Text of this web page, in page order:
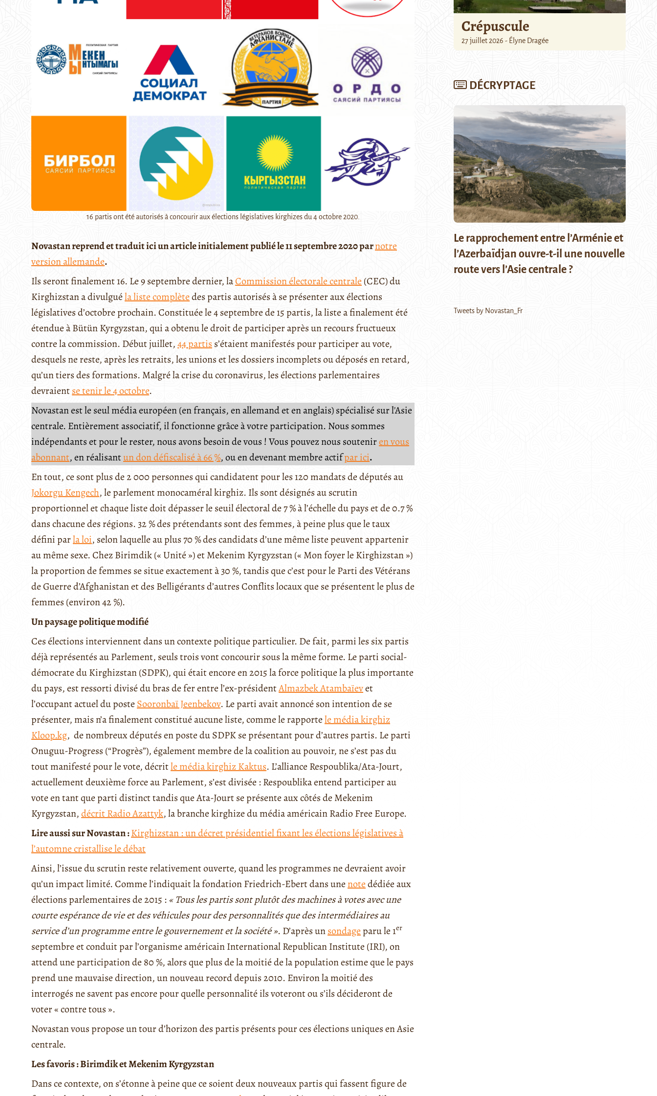
16 partis ont été autorisés à concourir aux élections législatives kirghizes du 4 octobre 2020.
Novastan reprend et traduit ici un article initialement publié le 11 septembre 2020 parnotre
version allemande.
Ils seront finalement 16. Le 9 septembre dernier, laCommission électorale centrale (CEC) du
Kirghizstan a divulguéla liste complètedes partis autorisés à se présenter aux élections
législatives d’octobre prochain. Constituée le 4 septembre de 15 partis, la liste a finalement été
étendue à Bütün Kyrgyzstan, qui a obtenu le droit de participer après un recours fructueux
contre la commission. Début juillet,44 partis s’étaient manifestés pour participer au vote,
desquels ne reste, après les retraits, les unions et les dossiers incomplets ou déposés en retard,
qu’un tiers des formations. Malgré la crise du coronavirus, les élections parlementaires
devraientse tenir le 4 octobre.
Novastan est le seul média européen (en français, en allemand et en anglais) spécialisé sur l'Asie
centrale. Entièrement associatif, il fonctionne grâce à votre participation. Nous sommes
indépendants et pour le rester, nous avons besoin de vous ! Vous pouvez nous souteniren vous
abonnant, en réalisantun don défiscalisé à 66 %, ou en devenant membre actifpar ici.
En tout, ce sont plus de 2 000 personnes qui candidatent pour les 120 mandats de députés au
Jokorgu Kengech, le parlement monocaméral kirghiz. Ils sont désignés au scrutin
proportionnel et chaque liste doit dépasser le seuil électoral de 7 % à l’échelle du pays et de 0.7 %
dans chacune des régions. 32 % des prétendants sont des femmes, à peine plus que le taux
défini parla loi, selon laquelle au plus 70 % des candidats d’une même liste peuvent appartenir
au même sexe. Chez Birimdik (« Unité ») et Mekenim Kyrgyzstan (« Mon foyer le Kirghizstan »)
la proportion de femmes se situe exactement à 30 %, tandis que c’est pour le Parti des Vétérans
de Guerre d’Afghanistan et des Belligérants d’autres Conflits locaux que se présentent le plus de
femmes (environ 42 %).
Un paysage politique modifié
Ces élections interviennent dans un contexte politique particulier. De fait, parmi les six partis
déjà représentés au Parlement, seuls trois vont concourir sous la même forme. Le parti social-
démocrate du Kirghizstan (SDPK), qui était encore en 2015 la force politique la plus importante
du pays, est ressorti divisé du bras de fer entre l’ex-présidentAlmazbek Atambaïevet
l’occupant actuel du posteSooronbaï Jeenbekov. Le parti avait annoncé son intention de se
présenter, mais n’a finalement constitué aucune liste, comme le rapportele média kirghiz
Kloop.kg, de nombreux députés en poste du SDPK se présentant pour d’autres partis. Le parti
Onuguu-Progress (“Progrès”), également membre de la coalition au pouvoir, ne s’est pas du
tout manifesté pour le vote, décritle média kirghiz Kaktus. L’alliance Respoublika/Ata-Jourt,
actuellement deuxième force au Parlement, s’est divisée : Respoublika entend participer au
vote en tant que parti distinct tandis que Ata-Jourt se présente aux côtés de Mekenim
Kyrgyzstan,décrit Radio Azattyk, la branche kirghize du média américain Radio Free Europe.
Lire aussi sur Novastan :Kirghizstan : un décret présidentiel fixant les élections législatives à
l’automne cristallise le débat
Ainsi, l’issue du scrutin reste relativement ouverte, quand les programmes ne devraient avoir
qu’un impact limité. Comme l’indiquait la fondation Friedrich-Ebert dans unenotedédiée aux
élections parlementaires de 2015 : « Tous les partis sont plutôt des machines à votes avec une
courte espérance de vie et des véhicules pour des personnalités que des intermédiaires au
service d’un programme entre le gouvernement et la société ». D’après unsondageparu le 1er
septembre et conduit par l’organisme américain International Republican Institute (IRI), on
attend une participation de 80 %, alors que plus de la moitié de la population estime que le pays
prend une mauvaise direction, un nouveau record depuis 2010. Environ la moitié des
interrogés ne savent pas encore pour quelle personnalité ils voteront ou s’ils décideront de
voter « contre tous ».
Novastan vous propose un tour d’horizon des partis présents pour ces élections uniques en Asie
centrale.
Les favoris : Birimdik et Mekenim Kyrgyzstan
Dans ce contexte, on s’étonne à peine que ce soient deux nouveaux partis qui fassent figure de
Crépuscule
27 juillet 2026 - Élyne Dragée
DÉCRYPTAGE
Le rapprochement entre l’Arménie et
l’Azerbaïdjan ouvre-t-il une nouvelle
route vers l’Asie centrale ?
Tweets by Novastan_Fr